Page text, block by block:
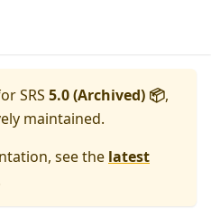
SRS 5.0 (Archived) 📦,
maintained.
see the latest